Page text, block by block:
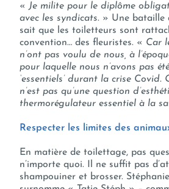
« Je milite pour le diplôme
avec les syndicats. » Une bataille
sait que les toiletteurs sont
convention… des fleuristes. « Car
n’ont pas voulu de nous, à
pour laquelle nous n’avons pas
‘essentiels’ durant la crise
n’est pas qu’une question
thermorégulateur essentiel à la
Respecter les limites des
En matière de toilettage, pas
n’importe quoi. Il ne suffit pas
shampouiner et brosser.